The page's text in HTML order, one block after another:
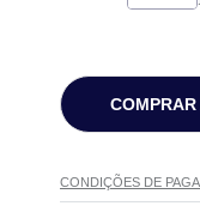
CONDIÇÕES DE